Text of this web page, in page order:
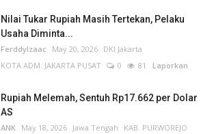
Nilai Tukar Rupiah Masih Tertekan, Pelaku
Usaha Diminta...
FerddyIzaac May 20, 2026 DKI Jakarta
KOTA ADM. JAKARTA PUSAT
0 81 Laporkan
Rupiah Melemah, Sentuh Rp17.662 per Dolar
AS
ANK May 18, 2026 Jawa Tengah
KAB. PURWOREJO